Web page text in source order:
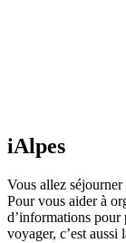
iAlpes
Vous allez
Pour vous aider à
d’informations pour
voyager, c’est aussi